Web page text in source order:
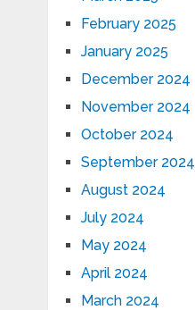
February 2025
January 2025
December 2024
November 2024
October 2024
September 2024
August 2024
July 2024
May 2024
April 2024
March 2024